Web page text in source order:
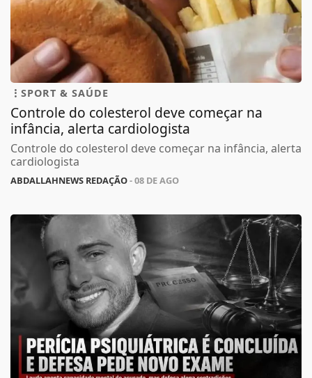
SPORT & SAÚDE
Controle do colesterol deve começar na
infância, alerta cardiologista
Controle do colesterol deve começar na infância, alerta
cardiologista
ABDALLAHNEWS REDAÇÃO- 08 DE AGO